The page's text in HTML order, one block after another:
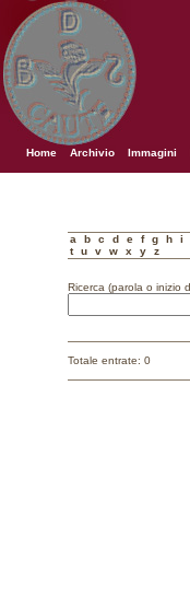
Home Archivio Immagini
a b c d e f g h i
t
u v w x y z
Ricerca (parola o inizio
Totale entrate: 0